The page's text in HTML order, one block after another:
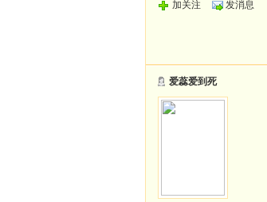
加关注
发消息
爱蕊爱到死